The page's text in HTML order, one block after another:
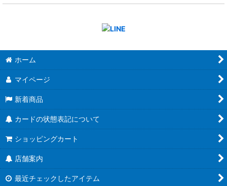
ホーム
マイページ
新着商品
カードの状態表記について
ショッピングカート
店舗案内
最近チェックしたアイテム